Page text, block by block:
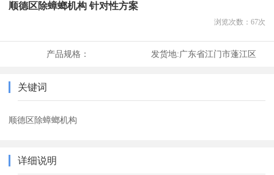
顺德区除蟑螂机构 针对性方案
浏览次数： 67次
产品规格： 发货地:广东省江门市蓬江区
关键词
顺德区除蟑螂机构
详细说明